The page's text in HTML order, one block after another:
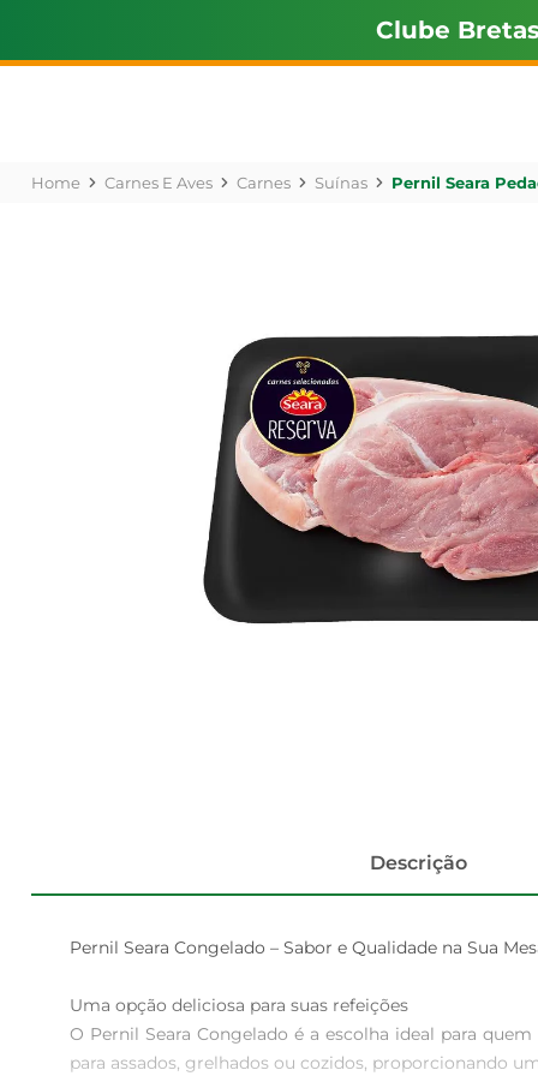
Clube Bretas
Carnes E Aves Carnes Suínas Pernil Seara
Descrição
Pernil Seara Congelado – Sabor e Qualidade na Sua
Uma opção deliciosa para suas refeições
O Pernil Seara Congelado é a escolha ideal para
para assados, grelhados ou cozidos, proporcionando